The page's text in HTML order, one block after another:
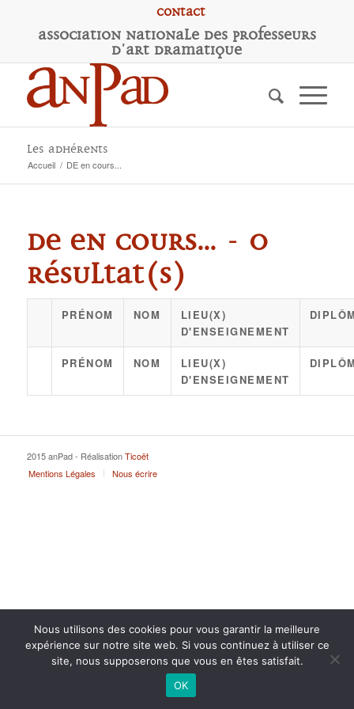
Contact
Association Nationale des Professeurs
d'Art Dramatique
Les adhérents
Accueil / DE en cours...
DE en cours... - 0
résultat(s)
PRÉNOM NOM
LIEU(X)
D'ENSEIGNEMENT
PRÉNOM NOM
LIEU(X)
D'ENSEIGNEMENT
2015 anPad - RéalisationTicoët
Mentions Légales
Nous écrire
Nous utilisons des cookies pour vous garantir la meilleure
expérience sur notre site web. Si vous continuez à utiliser ce
site, nous supposerons que vous en êtes satisfait.
OK